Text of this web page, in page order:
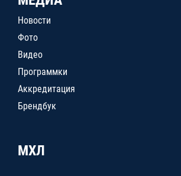
Новости
Фото
Видео
Программки
Аккредитация
Брендбук
МХЛ